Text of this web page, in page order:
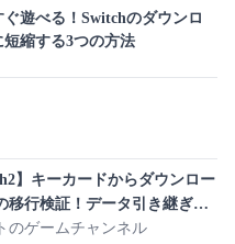
遊べる！Switchのダウンロ
縮する3つの方法
】キーカードからダウンロー
移行検証！データ引き継ぎや
間を徹底比較
のゲームチャンネル